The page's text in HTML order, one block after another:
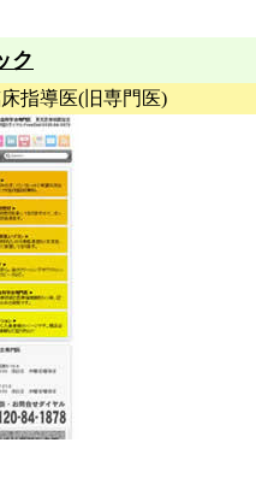
ク
指導医(旧専門医)